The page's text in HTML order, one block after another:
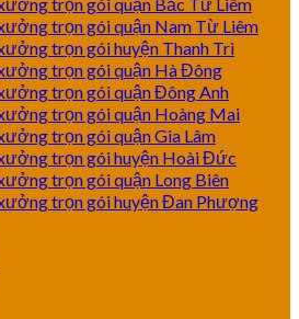
trọn gói quận Nam Từ Liêm
trọn gói huyện Thanh Trì
trọn gói quận Hà Đông
trọn gói quận Đông Anh
trọn gói quận Hoàng Mai
trọn gói quận Gia Lâm
trọn gói huyện Hoài Đức
trọn gói quận Long Biên
trọn gói huyện Đan Phượng